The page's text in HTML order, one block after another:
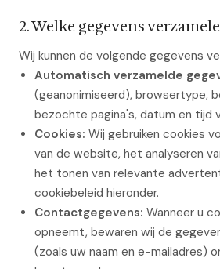
2. Welke gegevens
Wij kunnen de volgende gegevens
Automatisch verzamelde
(geanonimiseerd), browsertype,
bezochte pagina's, datum en tijd
Cookies: Wij gebruiken cookies
van de website, het analyseren
het tonen van relevante
cookiebeleid hieronder.
Contactgegevens: Wanneer u
opneemt, bewaren wij de
(zoals uw naam en e-mailadres)